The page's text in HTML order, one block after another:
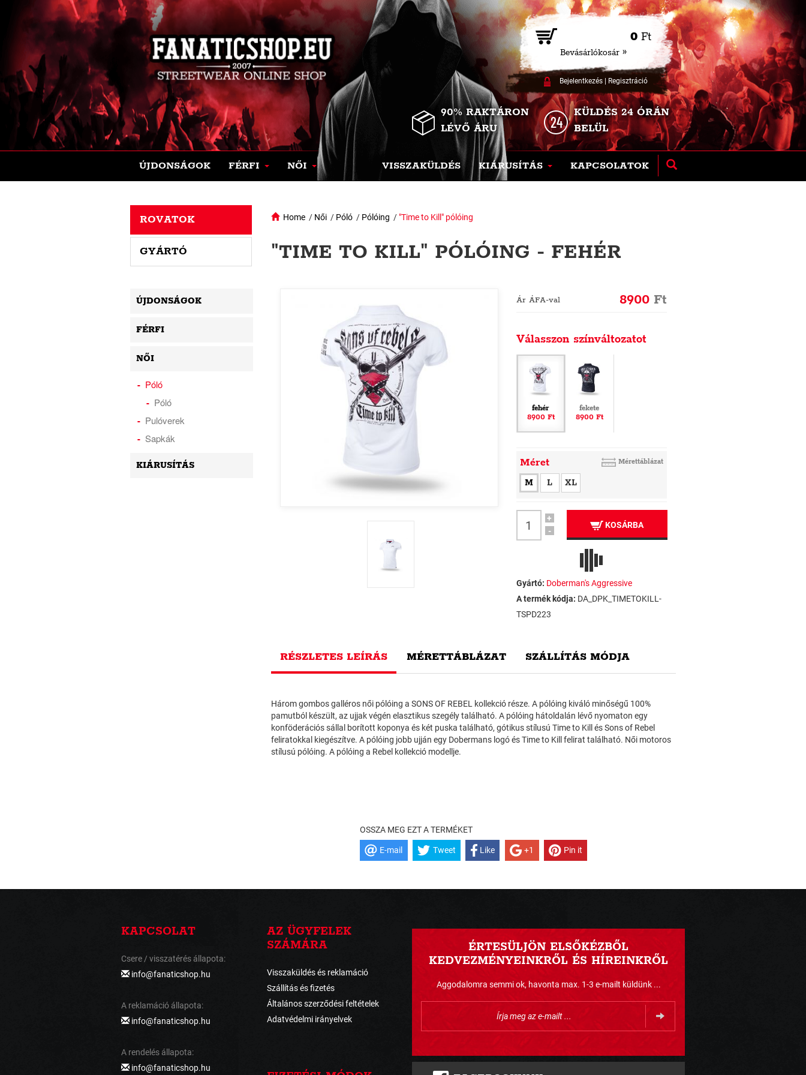
0 Ft
Bevásárlókosár »
Bejelentkezés| Regisztráció
90% RAKTÁRON
LÉVŐ ÁRU
KÜLDÉS 24 ÓRÁN
BELÜL
ÚJDONSÁGOK FÉRFI NŐI VISSZAKÜLDÉS KIÁRUSÍTÁS KAPCSOLATOK
Home / Női / Póló / Pólóing / "Time to Kill" pólóing
"TIME TO KILL" PÓLÓING - FEHÉR
Ár ÁFA-val 8900 Ft
Válasszon színváltozatot
fehér
8900 Ft
fekete
8900 Ft
Méret Mérettáblázat
M L XL
+
-
KOSÁRBA
Gyártó: Doberman's Aggressive
A termék kódja: DA_DPK_TIMETOKILL-
TSPD223
RÉSZLETES LEÍRÁS MÉRETTÁBLÁZAT SZÁLLÍTÁS MÓDJA
Három gombos galléros női pólóing a SONS OF REBEL kollekció része. A pólóing kiváló minőségű 100%
pamutból készült, az ujjak végén elasztikus szegély található. A pólóing hátoldalán lévő nyomaton egy
konföderációs sállal borított koponya és két puska található, gótikus stílusú Time to Kill és Sons of Rebel
feliratokkal kiegészítve. A pólóing jobb ujján egy Dobermans logó és Time to Kill felirat található. Női motoros
stílusú pólóing. A pólóing a Rebel kollekció modellje.
OSSZA MEG EZT A TERMÉKET
E-mail Tweet Like +1 Pin it
ROVATOK
GYÁRTÓ
ÚJDONSÁGOK
FÉRFI
NŐI
Póló
Póló
Pulóverek
Sapkák
KIÁRUSÍTÁS
KAPCSOLAT
Csere / visszatérés állapota:
info@fanaticshop.hu
A reklamáció állapota:
info@fanaticshop.hu
A rendelés állapota:
info@fanaticshop.hu
AZ ÜGYFELEK
SZÁMÁRA
Visszaküldés és reklamáció
Szállítás és fizetés
Általános szerződési feltételek
Adatvédelmi irányelvek
ÉRTESÜLJÖN ELSŐKÉZBŐL
KEDVEZMÉNYEINKRŐL ÉS HÍREINKRŐL
Aggodalomra semmi ok, havonta max. 1-3 e-mailt küldünk ...